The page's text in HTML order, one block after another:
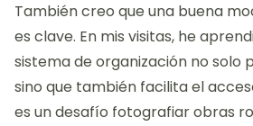
También creo que una buena
es clave. En mis visitas, he
sistema de organización no solo
sino que también facilita el
es un desafío fotografiar obras